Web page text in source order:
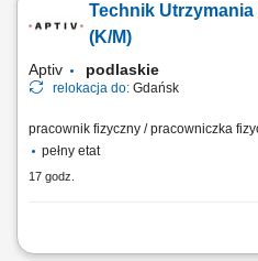
gwarantujący płynne uruchomienie
poprawnością działania robotów oraz
Technik
(K/M)
Aptiv podlaskie
relokacja do: Gdańsk
pracownik fizyczny / pracowniczka
pełny etat
17 godz.
Twoja rola: Będziesz odpowiadać za